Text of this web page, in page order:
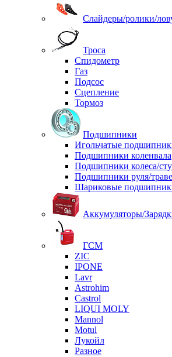
Слайдеры/ролики/
Троса
Спидометр
Газ
Подсос
Сцепление
Тормоз
Подшипники
Игольчатые
Подшипники коленвала
Подшипники колеса/
Подшипники руля/
Шариковые
Аккумуляторы/
ГСМ
ZIC
IPONE
Lavr
Astrohim
Castrol
LIQUI MOLY
Mannol
Motul
Лукойл
Разное